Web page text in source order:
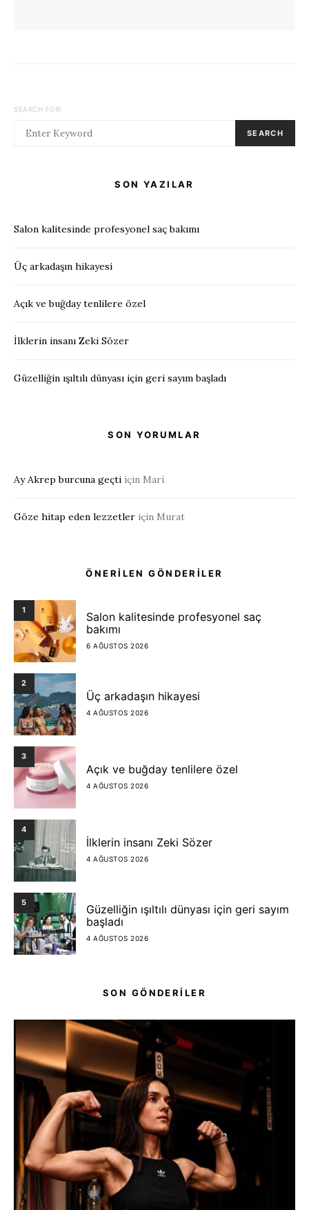
SEARCH FOR:
SEARCH
SON YAZILAR
Salon kalitesinde profesyonel saç bakımı
Üç arkadaşın hikayesi
Açık ve buğday tenlilere özel
İlklerin insanı Zeki Sözer
Güzelliğin ışıltılı dünyası için geri sayım başladı
SON YORUMLAR
Ay Akrep burcuna geçti için Mari
Göze hitap eden lezzetler için Murat
ÖNERİLEN GÖNDERİLER
1
Salon kalitesinde profesyonel saç
bakımı
6 AĞUSTOS 2026
2
Üç arkadaşın hikayesi
4 AĞUSTOS 2026
3
Açık ve buğday tenlilere özel
4 AĞUSTOS 2026
4
İlklerin insanı Zeki Sözer
4 AĞUSTOS 2026
5
Güzelliğin ışıltılı dünyası için geri sayım
başladı
4 AĞUSTOS 2026
SON GÖNDERİLER